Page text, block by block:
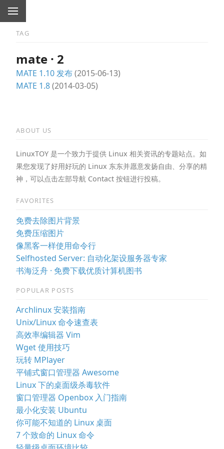
TAG
mate · 2
MATE 1.10 发布(2015-06-13)
MATE 1.8(2014-03-05)
ABOUT US
LinuxTOY 是一个致力于提供 Linux 相关资讯的专题站点。如
果您发现了好用好玩的 Linux 东东并愿意发扬自由、分享的精
神，可以点击左部导航 Contact 按钮进行投稿。
FAVORITES
免费去除图片背景
免费压缩图片
像黑客一样使用命令行
Selfhosted Server: 自动化架设服务器专家
书海泛舟 · 免费下载优质计算机图书
POPULAR POSTS
Archlinux 安装指南
Unix/Linux 命令速查表
高效率编辑器 Vim
Wget 使用技巧
玩转 MPlayer
平铺式窗口管理器 Awesome
Linux 下的桌面级杀毒软件
窗口管理器 Openbox 入门指南
最小化安装 Ubuntu
你可能不知道的 Linux 桌面
7 个致命的 Linux 命令